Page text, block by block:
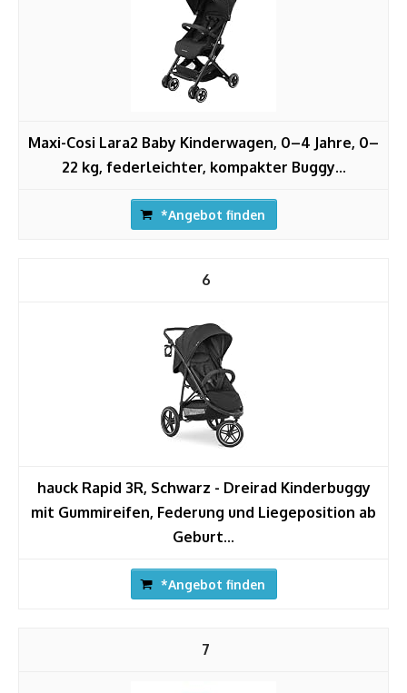
Maxi-Cosi Lara2 Baby Kinderwagen, 0–4 Jahre, 0–
22 kg, federleichter, kompakter Buggy...
*Angebot finden
6
hauck Rapid 3R, Schwarz - Dreirad Kinderbuggy
mit Gummireifen, Federung und Liegeposition ab
Geburt...
*Angebot finden
7